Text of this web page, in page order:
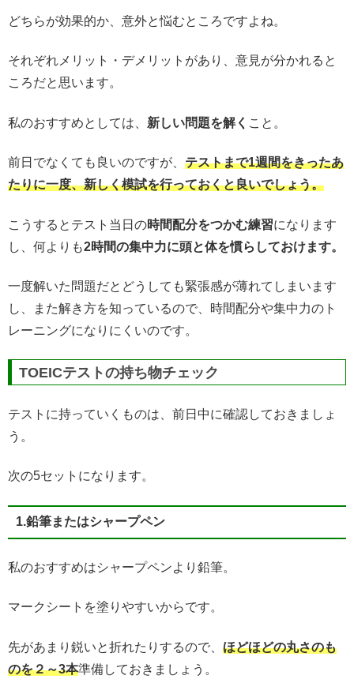
どちらが効果的か、意外と悩むところですよね。
それぞれメリット・デメリットがあり、意見が分かれると
ころだと思います。
私のおすすめとしては、 新しい問題を解く こと。
前日でなくても良いのですが、 テストまで1週間をきったあ
たりに一度、新しく模試を行っておくと良いでしょう。
こうするとテスト当日の時間配分をつかむ練習になります
し、何よりも2時間の集中力に頭と体を慣らしておけます。
一度解いた問題だとどうしても緊張感が薄れてしまいます
し、また解き方を知っているので、時間配分や集中力のト
レーニングになりにくいのです。
TOEICテストの持ち物チェック
テストに持っていくものは、前日中に確認しておきましょ
う。
次の5セットになります。
1.鉛筆またはシャープペン
私のおすすめはシャープペンより鉛筆。
マークシートを塗りやすいからです。
先があまり鋭いと折れたりするので、 ほどほどの丸さのも
のを２～3本準備しておきましょう。